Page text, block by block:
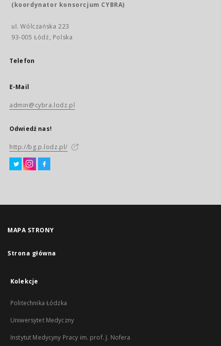
(koordynator konsorcjum CYBRA)
ul. Wólczańska 223
93-005 Łódź, Polska
Telefon
E-Mail
admin@cybra.lodz.pl
Odwiedź nas!
http://bg.p.lodz.pl/
MAPA STRONY
Strona główna
Kolekcje
Politechnika Łódzka
Uniwersytet Medyczny
Instytut Medycyny Pracy im. prof. J. Nofera